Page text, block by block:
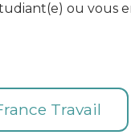
ou vous
Travail